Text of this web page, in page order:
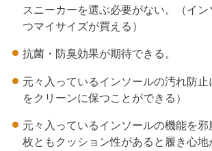
スニーカーを選ぶ必要がない。（イ
つマイサイズが買える）
抗菌・防臭効果が期待できる。
元々入っているインソールの汚れ防
をクリーンに保つことができる）
元々入っているインソールの機能を邪
枚ともクッション性があると履き心地